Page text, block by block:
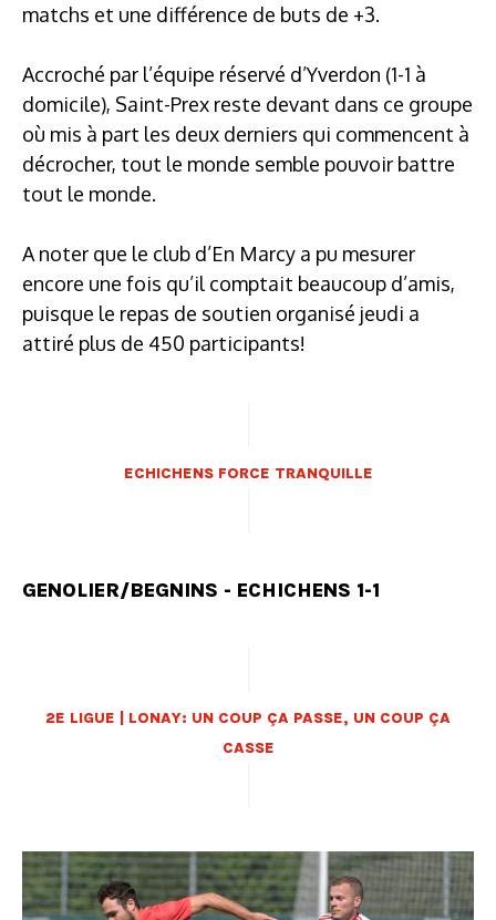
matchs et une différence de buts de +3.
Accroché par l’équipe réservé d’Yverdon (1-1 à
domicile), Saint-Prex reste devant dans ce groupe
où mis à part les deux derniers qui commencent à
décrocher, tout le monde semble pouvoir battre
tout le monde.
A noter que le club d’En Marcy a pu mesurer
encore une fois qu’il comptait beaucoup d’amis,
puisque le repas de soutien organisé jeudi a
attiré plus de 450 participants!
ECHICHENS FORCE TRANQUILLE
GENOLIER/BEGNINS - ECHICHENS 1-1
2E LIGUE | LONAY: UN COUP ÇA PASSE, UN COUP ÇA
CASSE